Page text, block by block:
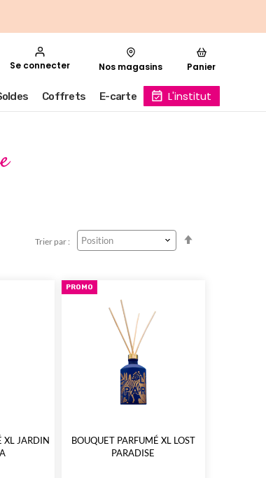
Se connecter Nos magasins Panier
Coffrets E-carte L'institut
Trier par :
XL JARDIN
PROMO
BOUQUET PARFUMÉ XL LOST
PARADISE